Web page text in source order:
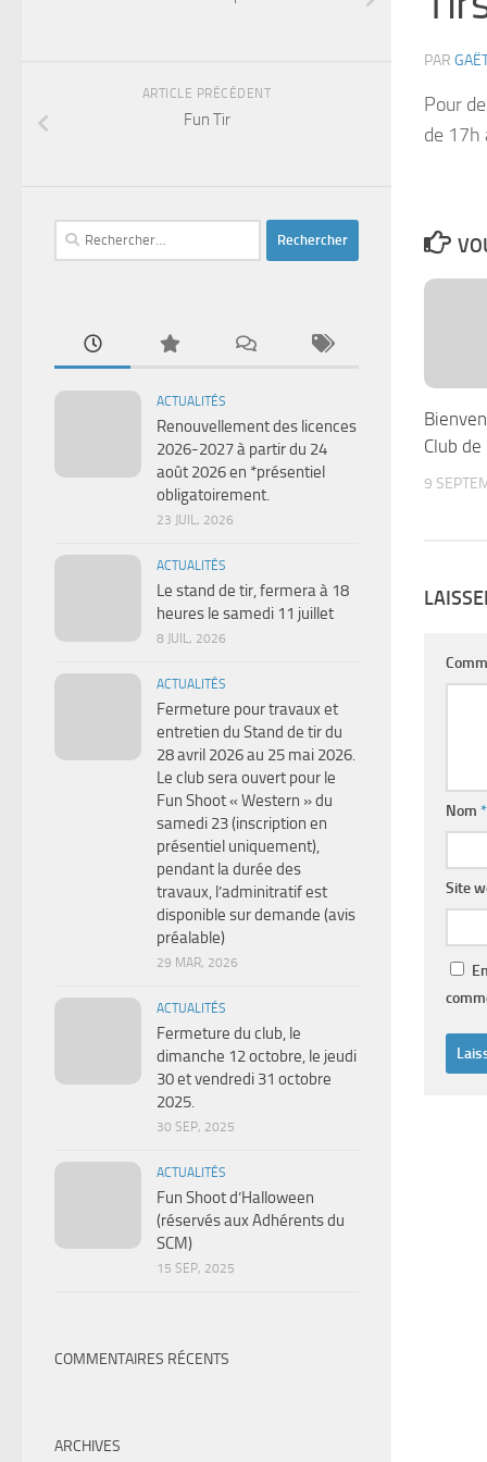
PAR
Pour
de 17h
Club
9
Nom *
Site
ARTICLE PRÉCÉDENT
Fun Tir
Rechercher :
ACTUALITÉS
Renouvellement des licences
2026-2027 à partir du 24
août 2026 en *présentiel
obligatoirement.
23 JUIL, 2026
ACTUALITÉS
Le stand de tir, fermera à 18
heures le samedi 11 juillet
8 JUIL, 2026
ACTUALITÉS
Fermeture pour travaux et
entretien du Stand de tir du
28 avril 2026 au 25 mai 2026.
Le club sera ouvert pour le
Fun Shoot « Western » du
samedi 23 (inscription en
présentiel uniquement),
pendant la durée des
travaux, l’adminitratif est
disponible sur demande (avis
préalable)
29 MAR, 2026
ACTUALITÉS
Fermeture du club, le
dimanche 12 octobre, le jeudi
30 et vendredi 31 octobre
2025.
30 SEP, 2025
ACTUALITÉS
Fun Shoot d’Halloween
(réservés aux Adhérents du
SCM)
15 SEP, 2025
COMMENTAIRES RÉCENTS
ARCHIVES